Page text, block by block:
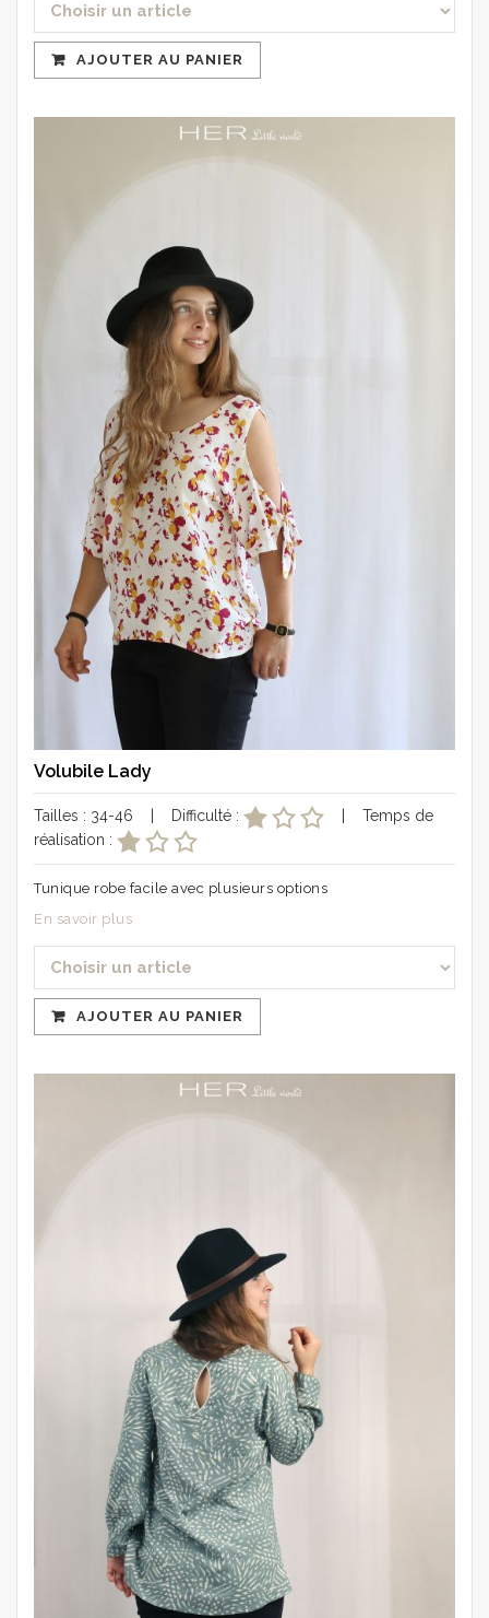
AJOUTER AU PANIER
Volubile Lady
Tailles : 34-46 | Difficulté :
| Temps de
réalisation :
Tunique robe facile avec plusieurs options
En savoir plus
AJOUTER AU PANIER